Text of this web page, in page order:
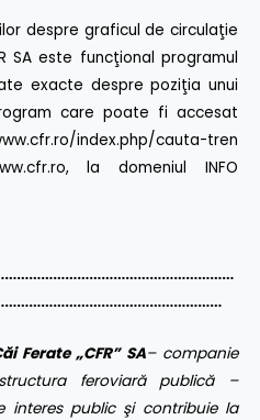
despre graficul de circulaţie
SA este funcţional programul
exacte despre poziţia unui
care poate fi accesat
index.php/cauta-tren
, la domeniul INFO
Ferate „CFR” SA– companie
feroviară publică –
interes public şi contribuie la